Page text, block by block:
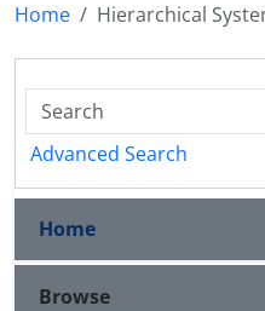
Home Hierarchical
Advanced Search
Home
Browse